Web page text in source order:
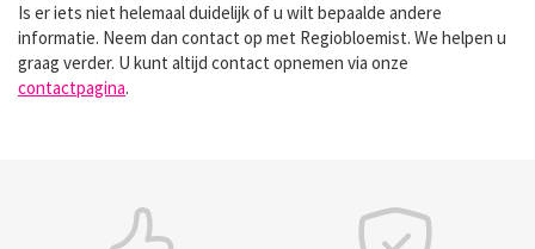
Is er iets niet helemaal duidelijk of u wilt bepaalde andere
informatie. Neem dan contact op met Regiobloemist. We helpen u
graag verder. U kunt altijd contact opnemen via onze
contactpagina.